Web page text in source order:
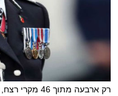
רק ארבעה מתוך 46 מקרי רצח, שנרשמו מאז תחילת השנה, בוצעו בירי